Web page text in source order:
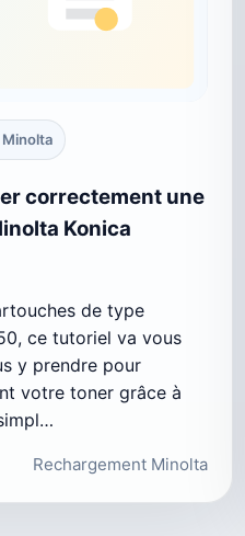
correctement une
Konica
de type
ce tutoriel va vous
y prendre pour
votre toner grâce à
Rechargement Minolta